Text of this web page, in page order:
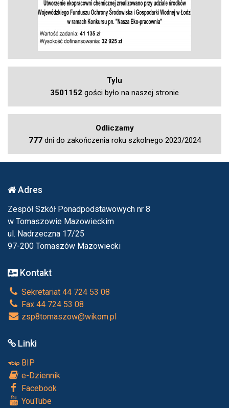
Tylu
3501152 gości było na naszej stronie
Odliczamy
777dni do zakończenia roku szkolnego 2023/2024
Adres
Zespół Szkół Ponadpodstawowych nr 8
w Tomaszowie Mazowieckim
ul. Nadrzeczna 17/25
97-200 Tomaszów Mazowiecki
Kontakt
Sekretariat 44 724 53 08
Fax 44 724 53 08
zsp8tomaszow@wikom.pl
Linki
BIP
e-Dziennik
Facebook
YouTube